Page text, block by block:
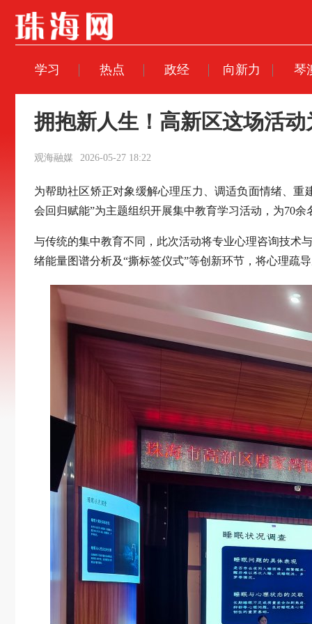
学习 热点 政经 向新力 琴
拥抱新人生！高新区这场活
观海融媒 2026-05-27 18:22
为帮助社区矫正对象缓解心理压力、调适负面情绪、
会回归赋能”为主题组织开展集中教育学习活动，为70
与传统的集中教育不同，此次活动将专业心理咨询技
绪能量图谱分析及“撕标签仪式”等创新环节，将心理疏